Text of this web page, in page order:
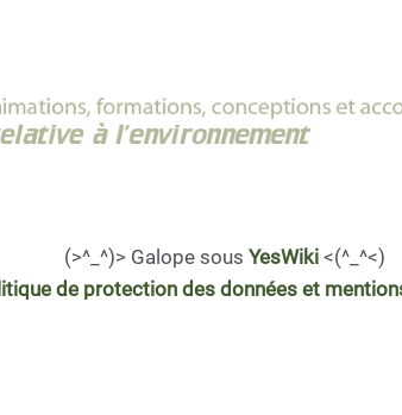
(>^_^)> Galope sous YesWiki <(^_^<)
de protection des données et